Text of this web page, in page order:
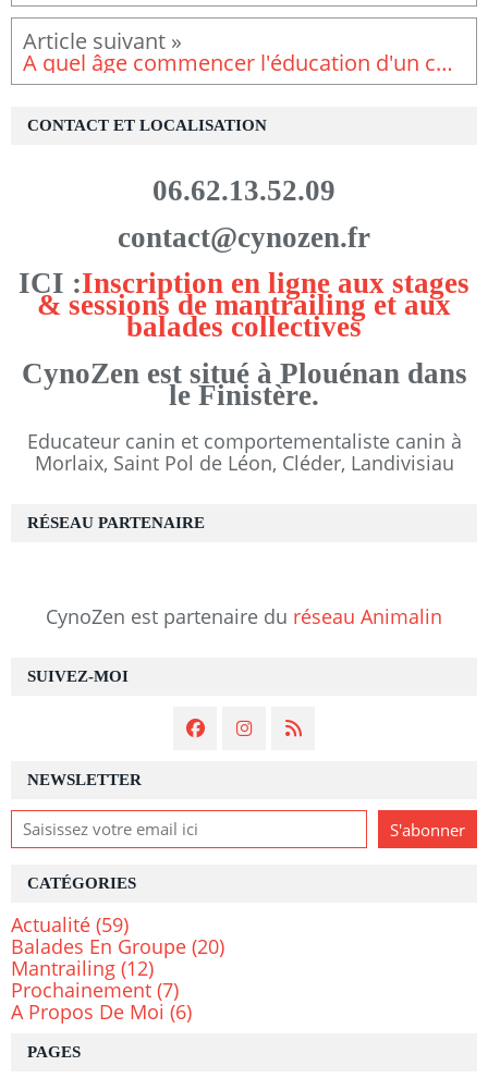
A quel âge commencer l'éducation d'un chiot?
NEWSLETTER
SUIVEZ-MOI
PAGES
CATÉGORIES
Actualité (59)
Balades En Groupe (20)
Mantrailing (12)
Prochainement (7)
A Propos De Moi (6)
CONTACT ET LOCALISATION
06.62.13.52.09
contact@cynozen.fr
ICI :Inscription en ligne aux stages
& sessions de mantrailing et aux
balades collectives
CynoZen est situé à Plouénan dans
le Finistère.
Educateur canin et comportementaliste canin à
Morlaix, Saint Pol de Léon, Cléder, Landivisiau
RÉSEAU PARTENAIRE
CynoZen est partenaire du réseau Animalin